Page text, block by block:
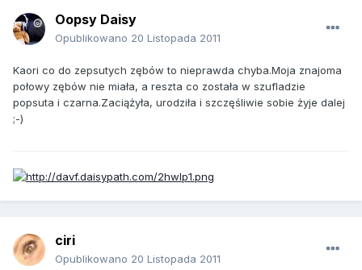
Oopsy Daisy
Opublikowano 20 Listopada 2011
Kaori co do zepsutych zębów to nieprawda chyba.Moja znajoma
połowy zębów nie miała, a reszta co została w szufladzie
popsuta i czarna.Zaciążyła, urodziła i szczęśliwie sobie żyje dalej
;-)
ciri
Opublikowano 20 Listopada 2011